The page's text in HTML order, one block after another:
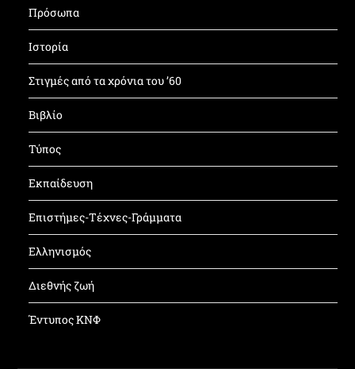
Πρόσωπα
Ιστορία
Στιγμές από τα χρόνια του ’60
Βιβλίο
Τύπος
Εκπαίδευση
Επιστήμες-Τέχνες-Γράμματα
Ελληνισμός
Διεθνής ζωή
Έντυπος ΚΝΦ